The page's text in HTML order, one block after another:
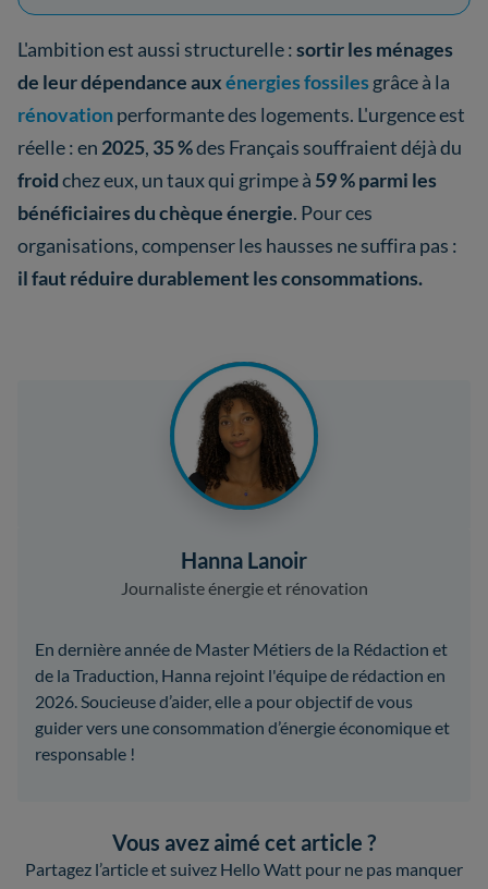
L'ambition est aussi structurelle :sortir les ménages
de leur dépendance auxénergies fossiles grâce à la
rénovationperformante des logements. L'urgence est
réelle : en 2025, 35 %des Français souffraient déjà du
froidchez eux, un taux qui grimpe à 59 % parmi les
bénéficiaires du chèque énergie. Pour ces
organisations, compenser les hausses ne suffira pas :
il faut réduire durablement les consommations.
Hanna Lanoir
Journaliste énergie et rénovation
En dernière année de Master Métiers de la Rédaction et
de la Traduction, Hanna rejoint l'équipe de rédaction en
2026. Soucieuse d’aider, elle a pour objectif de vous
guider vers une consommation d’énergie économique et
responsable !
Vous avez aimé cet article ?
Partagez l’article et suivez Hello Watt pour ne pas manquer